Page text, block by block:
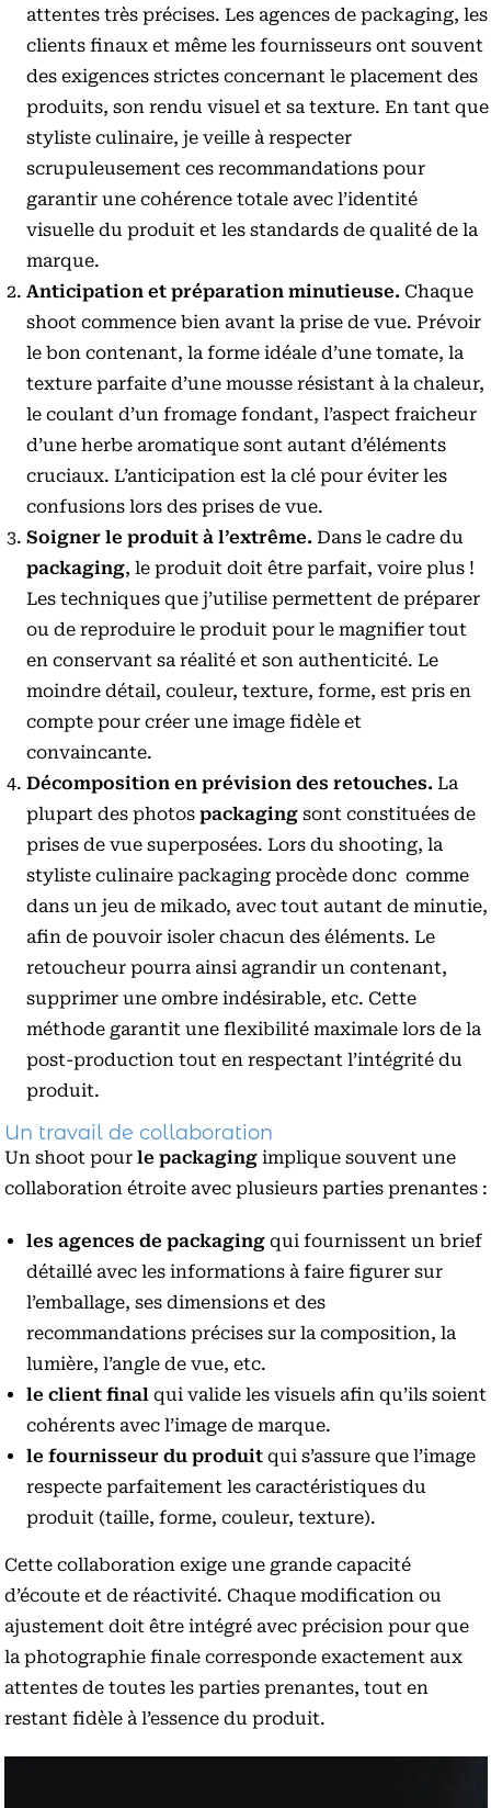
attentes très précises. Les agences de packaging, les
clients finaux et même les fournisseurs ont souvent
des exigences strictes concernant le placement des
produits, son rendu visuel et sa texture. En tant que
styliste culinaire, je veille à respecter
scrupuleusement ces recommandations pour
garantir une cohérence totale avec l’identité
visuelle du produit et les standards de qualité de la
marque.
Anticipation et préparation minutieuse. Chaque
shoot commence bien avant la prise de vue. Prévoir
le bon contenant, la forme idéale d’une tomate, la
texture parfaite d’une mousse résistant à la chaleur,
le coulant d’un fromage fondant, l’aspect fraicheur
d’une herbe aromatique sont autant d’éléments
cruciaux. L’anticipation est la clé pour éviter les
confusions lors des prises de vue.
Soigner le produit à l’extrême. Dans le cadre du
packaging, le produit doit être parfait, voire plus !
Les techniques que j’utilise permettent de préparer
ou de reproduire le produit pour le magnifier tout
en conservant sa réalité et son authenticité. Le
moindre détail, couleur, texture, forme, est pris en
compte pour créer une image fidèle et
convaincante.
Décomposition en prévision des retouches. La
plupart des photos packaging sont constituées de
prises de vue superposées. Lors du shooting, la
styliste culinaire packaging procède donc comme
dans un jeu de mikado, avec tout autant de minutie,
afin de pouvoir isoler chacun des éléments. Le
retoucheur pourra ainsi agrandir un contenant,
supprimer une ombre indésirable, etc. Cette
méthode garantit une flexibilité maximale lors de la
post-production tout en respectant l’intégrité du
produit.
Un travail de collaboration
Un shoot pour le packaging implique souvent une
collaboration étroite avec plusieurs parties prenantes :
les agences de packaging qui fournissent un brief
détaillé avec les informations à faire figurer sur
l’emballage, ses dimensions et des
recommandations précises sur la composition, la
lumière, l’angle de vue, etc.
le client final qui valide les visuels afin qu’ils soient
cohérents avec l’image de marque.
le fournisseur du produit qui s’assure que l’image
respecte parfaitement les caractéristiques du
produit (taille, forme, couleur, texture).
Cette collaboration exige une grande capacité
d’écoute et de réactivité. Chaque modification ou
ajustement doit être intégré avec précision pour que
la photographie finale corresponde exactement aux
attentes de toutes les parties prenantes, tout en
restant fidèle à l’essence du produit.